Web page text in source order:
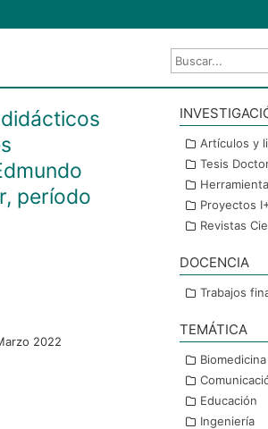
período
2022
Artículos y
Tesis
Proyectos
Revistas
DOCENCIA
Trabajos
TEMÁTICA
Biomedicina
Educación
Ingeniería